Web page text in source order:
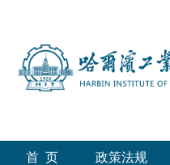
首 页 政策法规